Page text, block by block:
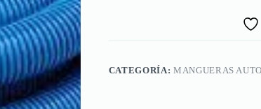
CATEGORÍA: MANGUERAS